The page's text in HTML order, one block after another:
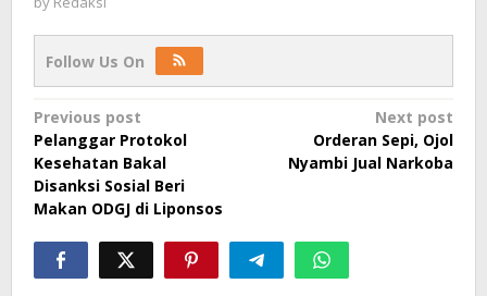
Follow Us On
Post
navigation
Previous post
Pelanggar Protokol
Kesehatan Bakal
Disanksi Sosial Beri
Makan ODGJ di Liponsos
Next post
Orderan Sepi, Ojol
Nyambi Jual Narkoba